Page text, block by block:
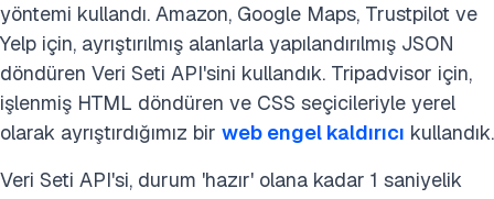
yöntemi kullandı. Amazon, Google Maps, Trustpilot ve
Yelp için, ayrıştırılmış alanlarla yapılandırılmış JSON
döndüren Veri Seti API'sini kullandık. Tripadvisor için,
işlenmiş HTML döndüren ve CSS seçicileriyle yerel
olarak ayrıştırdığımız bir web engel kaldırıcı kullandık.
Veri Seti API'si, durum 'hazır' olana kadar 1 saniyelik